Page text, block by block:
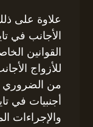
علاوة على
الأجانب في
القوانين
للأزواج
من الضروري
أجنبيات في
والإجراءات